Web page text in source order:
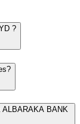
?
ALBARAKA BANK